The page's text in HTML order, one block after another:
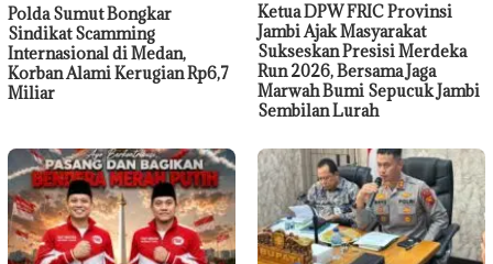
Polda Sumut Bongkar
Sindikat Scamming
Internasional di Medan,
Korban Alami Kerugian Rp6,7
Miliar
Ketua DPW FRIC Provinsi
Jambi Ajak Masyarakat
Sukseskan Presisi Merdeka
Run 2026, Bersama Jaga
Marwah Bumi Sepucuk Jambi
Sembilan Lurah